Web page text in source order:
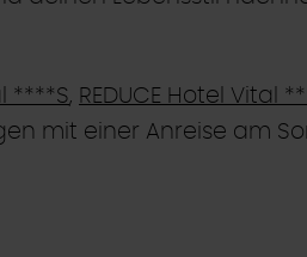
****S, REDUCE Hotel Vital
mit einer Anreise am